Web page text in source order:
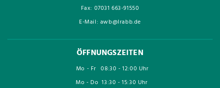
Fax: 07031 663-91550
E-Mail: awb@lrabb.de
ÖFFNUNGSZEITEN
Mo - Fr 08:30 - 12:00 Uhr
Mo - Do 13:30 - 15:30 Uhr